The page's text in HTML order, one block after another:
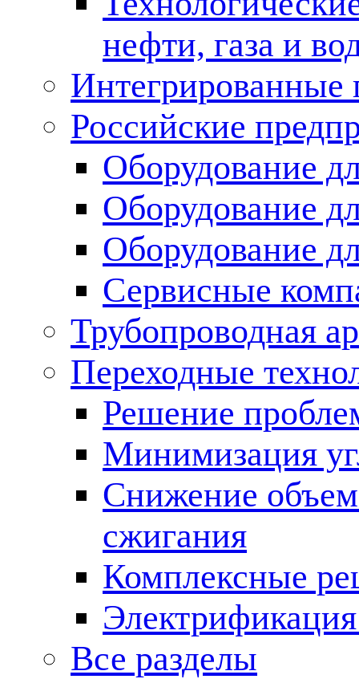
нефти, газа и
Российские
Оборудование
Оборудование
Оборудование
Сервисные
Трубопроводная
Переходные
Решение
Минимизация
Снижение
сжигания
Комплексные
Все разделы